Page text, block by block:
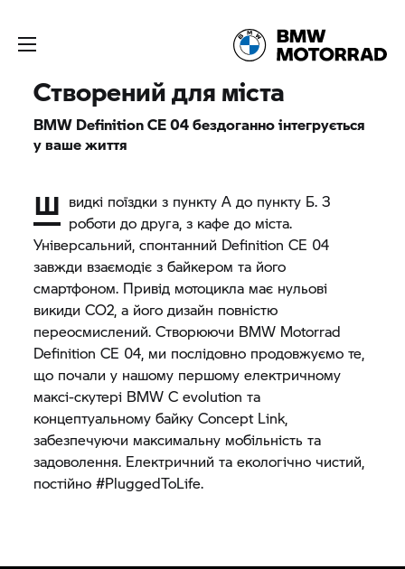
Створений для міста
BMW Definition CE 04 бездоганно інтегрується
у ваше життя
Ш видкі поїздки з пункту А до пункту Б. З
роботи до друга, з кафе до міста.
Універсальний, спонтанний Definition CE 04
завжди взаємодіє з байкером та його
смартфоном. Привід мотоцикла має нульові
викиди СО2, а його дизайн повністю
переосмислений. Створюючи BMW Motorrad
Definition CE 04, ми послідовно продовжуємо те,
що почали у нашому першому електричному
максі-скутері BMWC evolution та
концептуальному байку Concept Link,
забезпечуючи максимальну мобільність та
задоволення. Електричний та екологічно чистий,
постійно #PluggedToLife.